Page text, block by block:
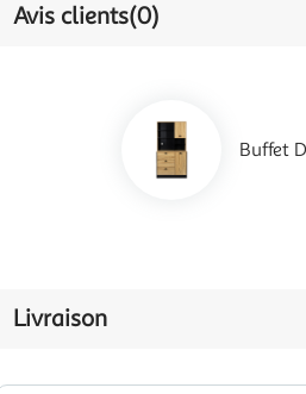
Avis clients(0)
Buffet
Livraison